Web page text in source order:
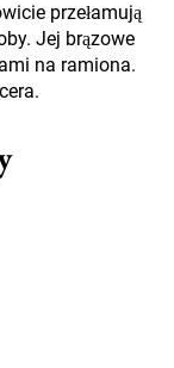
przełamują
Jej brązowe
na ramiona.